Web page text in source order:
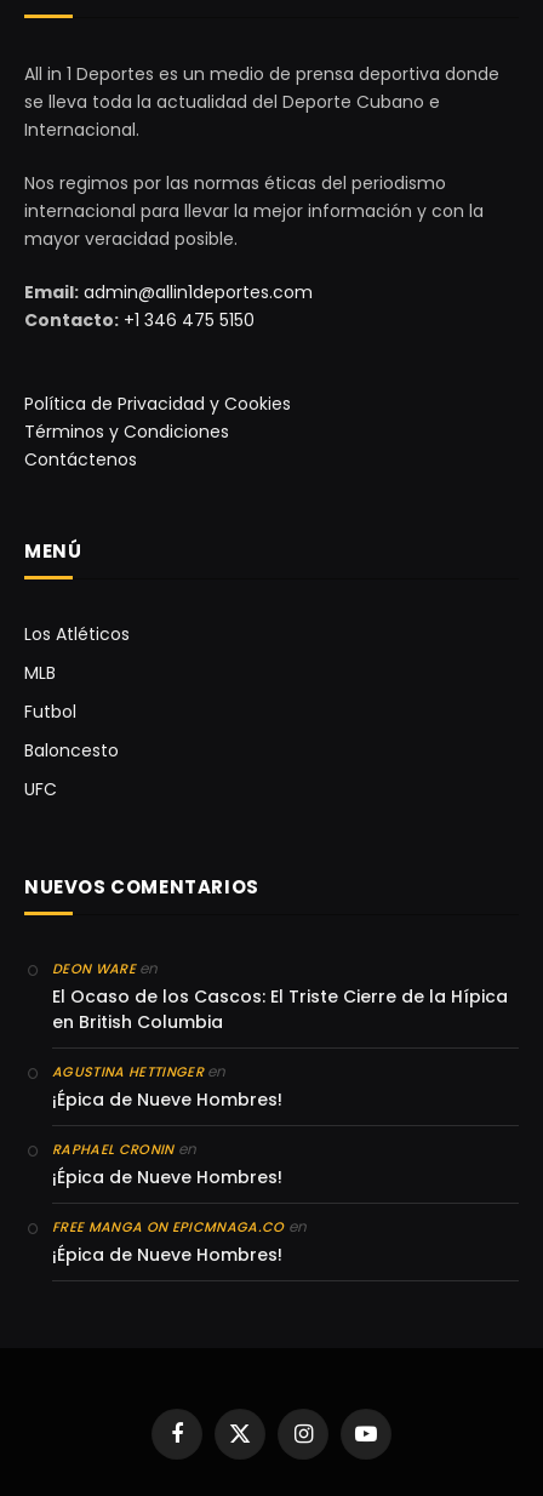
All in 1 Deportes es un medio de prensa deportiva donde
se lleva toda la actualidad del Deporte Cubano e
Internacional.
Nos regimos por las normas éticas del periodismo
internacional para llevar la mejor información y con la
mayor veracidad posible.
Email: admin@allin1deportes.com
Contacto: +1 346 475 5150
Política de Privacidad y Cookies
Términos y Condiciones
Contáctenos
MENÚ
Los Atléticos
MLB
Futbol
Baloncesto
UFC
NUEVOS COMENTARIOS
DEON WAREen
El Ocaso de los Cascos: El Triste Cierre de la Hípica
en British Columbia
AGUSTINA HETTINGERen
¡Épica de Nueve Hombres!
RAPHAEL CRONINen
¡Épica de Nueve Hombres!
FREE MANGA ON EPICMNAGA.COen
¡Épica de Nueve Hombres!
Facebook
X
(Twitter)
InstagramYouTube